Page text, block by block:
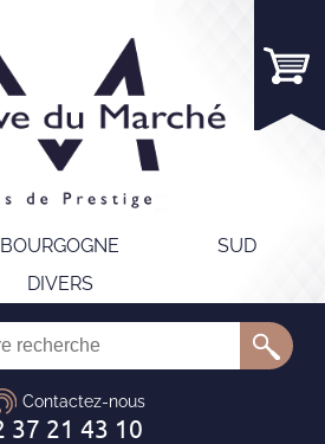
BOURGOGNE
SUD
DIVERS